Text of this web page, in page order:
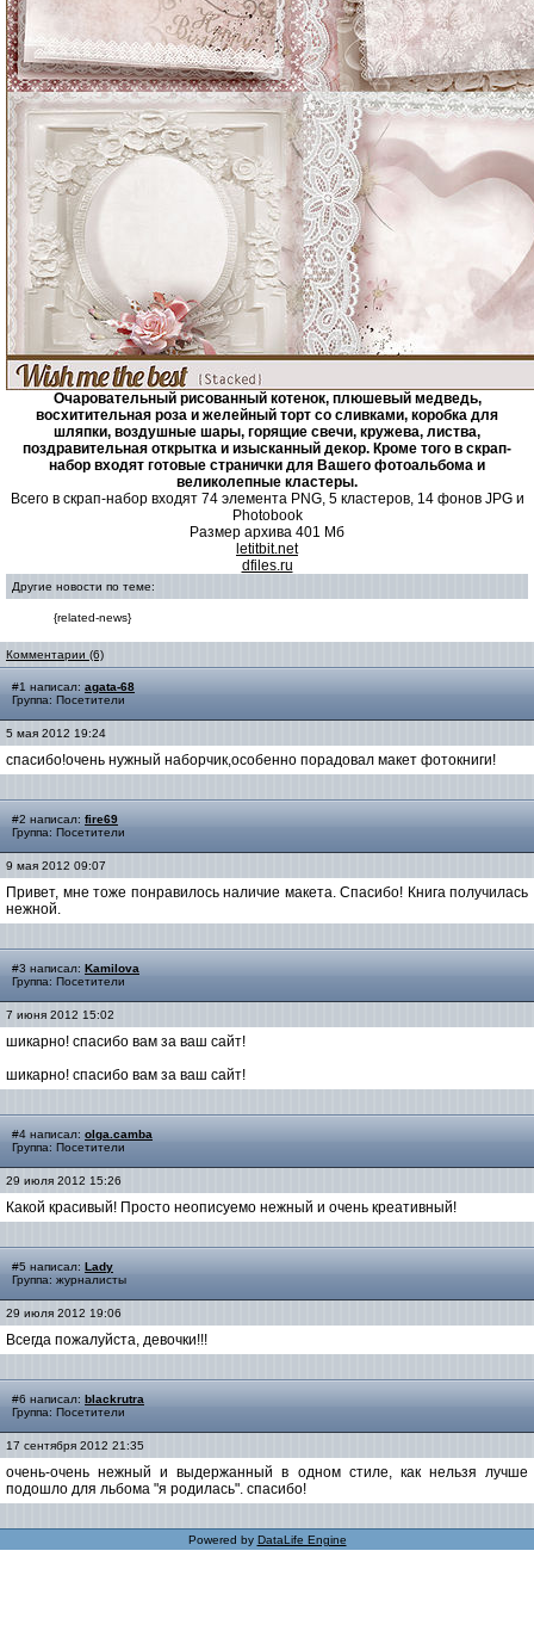
Очаровательный рисованный котенок, плюшевый медведь,
восхитительная роза и желейный торт со сливками, коробка для
шляпки, воздушные шары, горящие свечи, кружева, листва,
поздравительная открытка и изысканный декор. Кроме того в скрап-
набор входят готовые странички для Вашего фотоальбома и
великолепные кластеры.
Всего в скрап-набор входят 74 элемента PNG, 5 кластеров, 14 фонов JPG и
Photobook
Размер архива 401 Мб
letitbit.net
dfiles.ru
Другие новости по теме:
{related-news}
Комментарии (6)
#1 написал: agata-68
Группа: Посетители
5 мая 2012 19:24
спасибо!очень нужный наборчик,особенно порадовал макет фотокниги!
#2 написал: fire69
Группа: Посетители
9 мая 2012 09:07
Привет, мне тоже понравилось наличие макета. Спасибо! Книга получилась
нежной.
#3 написал: Kamilova
Группа: Посетители
7 июня 2012 15:02
шикарно! спасибо вам за ваш сайт!
шикарно! спасибо вам за ваш сайт!
#4 написал: olga.camba
Группа: Посетители
29 июля 2012 15:26
Какой красивый! Просто неописуемо нежный и очень креативный!
#5 написал: Lady
Группа: журналисты
29 июля 2012 19:06
Всегда пожалуйста, девочки!!!
#6 написал: blackrutra
Группа: Посетители
17 сентября 2012 21:35
очень-очень нежный и выдержанный в одном стиле, как нельзя лучше
подошло для льбома "я родилась". спасибо!
Powered by DataLife Engine